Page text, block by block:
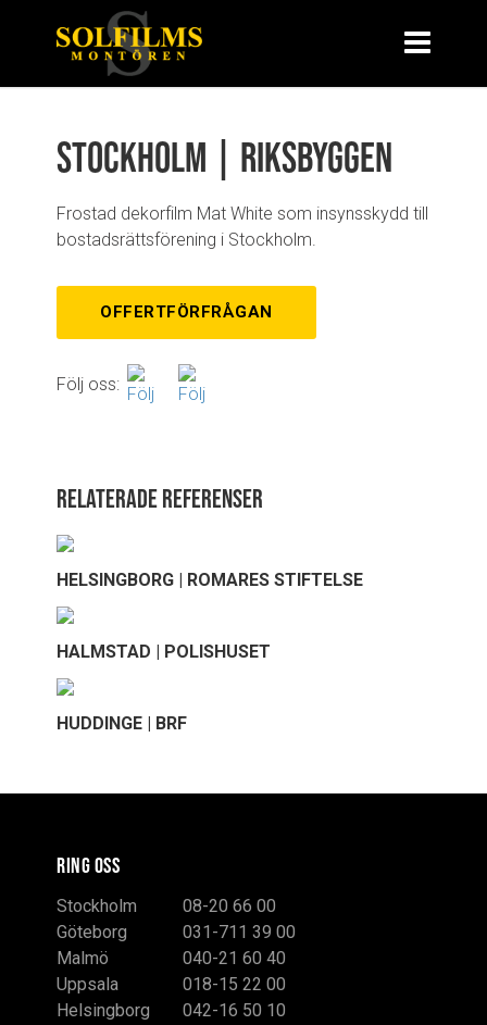
Stockholm | Riksbyggen
Frostad dekorfilm Mat White som insynsskydd till
bostadsrättsförening i Stockholm.
OFFERTFÖRFRÅGAN
Följ oss:
Relaterade referenser
HELSINGBORG | ROMARES STIFTELSE
HALMSTAD | POLISHUSET
HUDDINGE | BRF
RING OSS
Stockholm
08-20 66 00
Göteborg
031-711 39 00
Malmö
040-21 60 40
Uppsala
018-15 22 00
Helsingborg
042-16 50 10